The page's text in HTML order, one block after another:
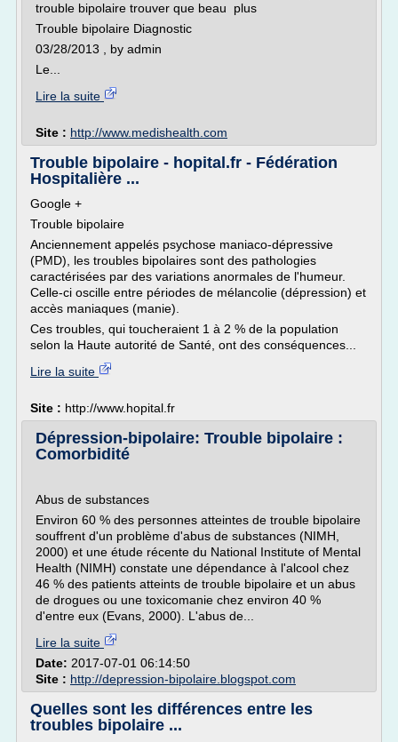
trouble bipolaire trouver que beau plus
Trouble bipolaire Diagnostic
03/28/2013 , by admin
Le...
Lire la suite
Site : http://www.medishealth.com
Trouble bipolaire - hopital.fr - Fédération
Hospitalière ...
Google +
Trouble bipolaire
Anciennement appelés psychose maniaco-dépressive
(PMD), les troubles bipolaires sont des pathologies
caractérisées par des variations anormales de l'humeur.
Celle-ci oscille entre périodes de mélancolie (dépression) et
accès maniaques (manie).
Ces troubles, qui toucheraient 1 à 2 % de la population
selon la Haute autorité de Santé, ont des conséquences...
Lire la suite
Site : http://www.hopital.fr
Dépression-bipolaire: Trouble bipolaire :
Comorbidité
Abus de substances
Environ 60 % des personnes atteintes de trouble bipolaire
souffrent d'un problème d'abus de substances (NIMH,
2000) et une étude récente du National Institute of Mental
Health (NIMH) constate une dépendance à l'alcool chez
46 % des patients atteints de trouble bipolaire et un abus
de drogues ou une toxicomanie chez environ 40 %
d'entre eux (Evans, 2000). L'abus de...
Lire la suite
Date: 2017-07-01 06:14:50
Site : http://depression-bipolaire.blogspot.com
Quelles sont les différences entre les
troubles bipolaire ...